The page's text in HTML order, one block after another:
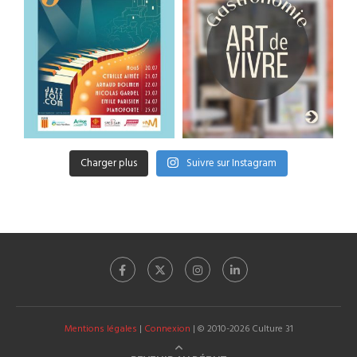
Charger plus Suivre sur Instagram
Mentions légales | Connexion | © 2010-2026 Culture 31